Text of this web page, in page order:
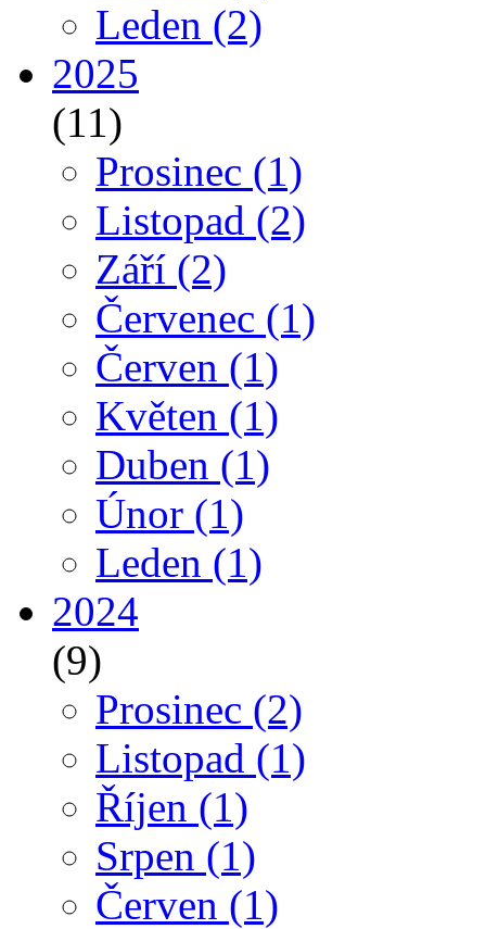
Leden (2)
2025
(11)
Prosinec (1)
Listopad (2)
Září (2)
Červenec (1)
Červen (1)
Květen (1)
Duben (1)
Únor (1)
Leden (1)
2024
(9)
Prosinec (2)
Listopad (1)
Říjen (1)
Srpen (1)
Červen (1)